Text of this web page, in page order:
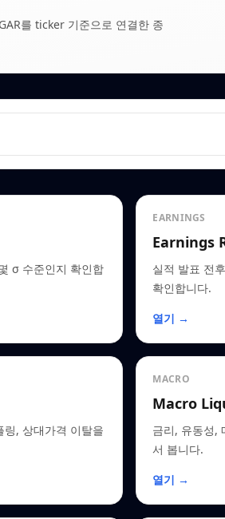
를 ticker 기준으로 연결한 종
σ 수준인지 확인합
EARNINGS
Earnings
실적 발표 전
확인합니다.
열기 →
링, 상대가격 이탈을
MACRO
Macro
금리, 유동성,
서 봅니다.
열기 →